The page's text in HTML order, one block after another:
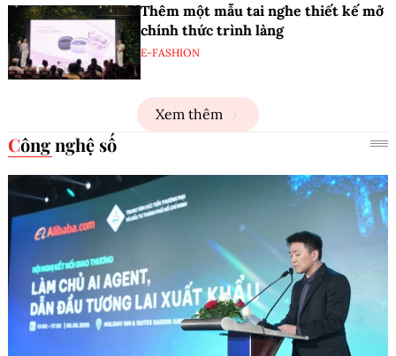
Thêm một mẫu tai nghe thiết kế mở
chính thức trình làng
E-FASHION
Xem thêm
Công nghệ số